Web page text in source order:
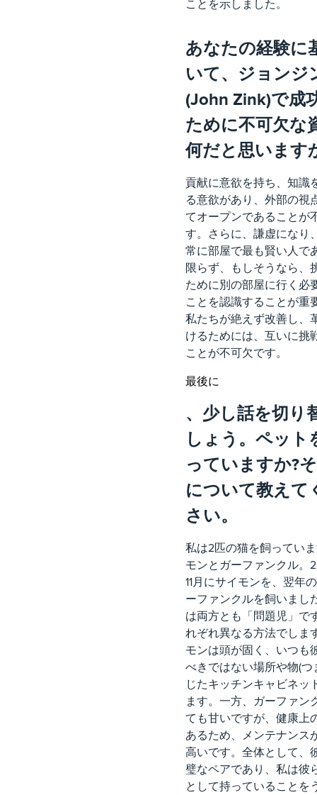
ことを示しました。
あなたの経験に
いて、ジョンジ
(John Zink)で成
ために不可欠な
何だと思います
貢献に意欲を持ち、知識
る意欲があり、外部の視
てオープンであることが
す。さらに、謙虚になり
常に部屋で最も賢い人で
限らず、もしそうなら、
ために別の部屋に行く必
ことを認識することが重
私たちが絶えず改善し、
けるためには、互いに挑
ことが不可欠です。
最後に
、少し話を切り
しょう。ペット
っていますか?
について教えて
さい。
私は2匹の猫を飼ってい
モンとガーファンクル。
11月にサイモンを、翌年
ーファンクルを飼いまし
は両方とも「問題児」で
れぞれ異なる方法でしま
モンは頭が固く、いつも
べきではない場所や物(つ
じたキッチンキャビネッ
ます。一方、ガーファン
ても甘いですが、健康上
あるため、メンテナンス
高いです。全体として、
璧なペアであり、私は彼
として持っていることを